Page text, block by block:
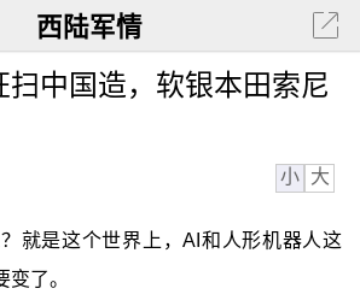
西陆军情
扫中国造，软银本田索尼
小 大
就是这个世界上，AI和人形机器人这
了。